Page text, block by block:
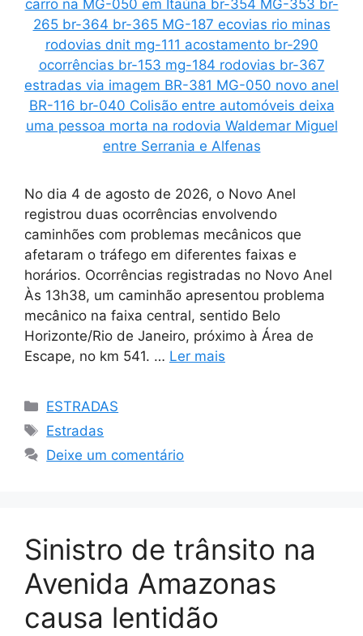
No dia 4 de agosto de 2026, o Novo Anel
registrou duas ocorrências envolvendo
caminhões com problemas mecânicos que
afetaram o tráfego em diferentes faixas e
horários. Ocorrências registradas no Novo Anel
Às 13h38, um caminhão apresentou problema
mecânico na faixa central, sentido Belo
Horizonte/Rio de Janeiro, próximo à Área de
Escape, no km 541. … Ler mais
Categorias
ESTRADAS
Tags
Estradas
Deixe um comentário
Sinistro de trânsito na
Avenida Amazonas
causa lentidão